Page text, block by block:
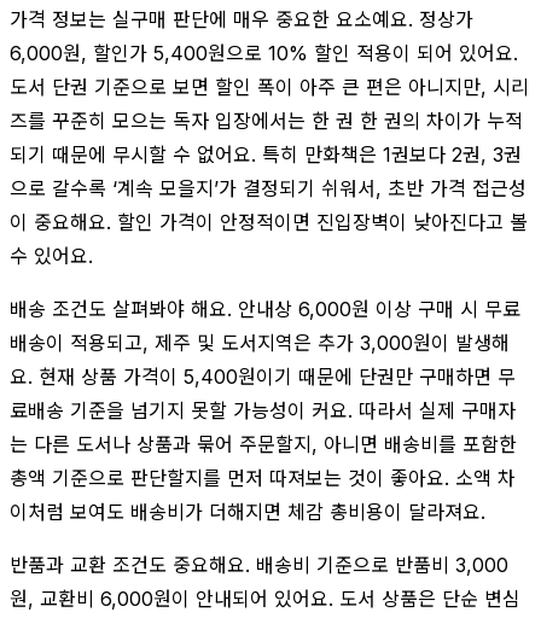
가격 정보는 실구매 판단에 매우 중요한 요소예요. 정상가
6,000원, 할인가 5,400원으로 10% 할인 적용이 되어 있어요.
도서 단권 기준으로 보면 할인 폭이 아주 큰 편은 아니지만, 시리
즈를 꾸준히 모으는 독자 입장에서는 한 권 한 권의 차이가 누적
되기 때문에 무시할 수 없어요. 특히 만화책은 1권보다 2권, 3권
으로 갈수록 ‘계속 모을지’가 결정되기 쉬워서, 초반 가격 접근성
이 중요해요. 할인 가격이 안정적이면 진입장벽이 낮아진다고 볼
수 있어요.
배송 조건도 살펴봐야 해요. 안내상 6,000원 이상 구매 시 무료
배송이 적용되고, 제주 및 도서지역은 추가 3,000원이 발생해
요. 현재 상품 가격이 5,400원이기 때문에 단권만 구매하면 무
료배송 기준을 넘기지 못할 가능성이 커요. 따라서 실제 구매자
는 다른 도서나 상품과 묶어 주문할지, 아니면 배송비를 포함한
총액 기준으로 판단할지를 먼저 따져보는 것이 좋아요. 소액 차
이처럼 보여도 배송비가 더해지면 체감 총비용이 달라져요.
반품과 교환 조건도 중요해요. 배송비 기준으로 반품비 3,000
원, 교환비 6,000원이 안내되어 있어요. 도서 상품은 단순 변심